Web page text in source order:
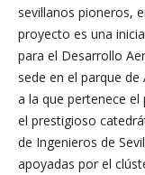
sevillanos pioneros,
proyecto es una
para el Desarrollo
sede en el parque de
a la que pertenece
el prestigioso
de Ingenieros de
apoyadas por el